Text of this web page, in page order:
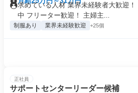
求めている人材 業界未経験者大歓迎
中 フリーター歓迎！ 主婦主...
制服あり 業界未経験歓迎 +25個
正社員
サポートセンターリーダー候補